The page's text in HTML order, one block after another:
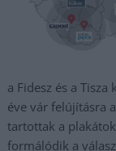
a Fidesz és a
éve vár felújításra
tartottak a
formálódik a